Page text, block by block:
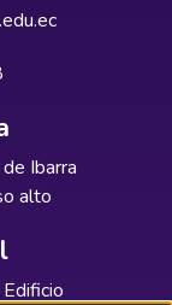
Ibarra
alto